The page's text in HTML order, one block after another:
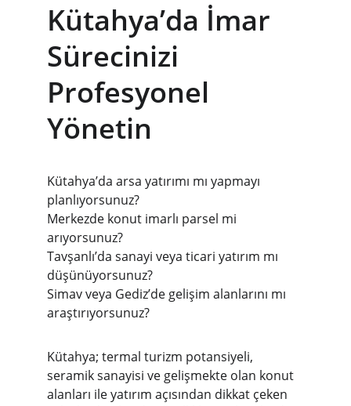
Kütahya’da İmar
Sürecinizi
Profesyonel
Yönetin
Kütahya’da arsa yatırımı mı yapmayı
planlıyorsunuz?
Merkezde konut imarlı parsel mi
arıyorsunuz?
Tavşanlı’da sanayi veya ticari yatırım mı
düşünüyorsunuz?
Simav veya Gediz’de gelişim alanlarını mı
araştırıyorsunuz?
Kütahya; termal turizm potansiyeli,
seramik sanayisi ve gelişmekte olan konut
alanları ile yatırım açısından dikkat çeken